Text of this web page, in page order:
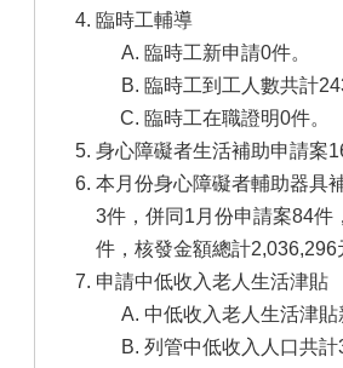
臨時工輔導
臨時工新申請0件。
臨時工到工人數共計
臨時工在職證明0件。
身心障礙者生活補助申請案
本月份身心障礙者輔助器具
3件，併同1月份申請案84件
件，核發金額總計2,036,296
申請中低收入老人生活津貼
中低收入老人生活津貼
列管中低收入人口共計